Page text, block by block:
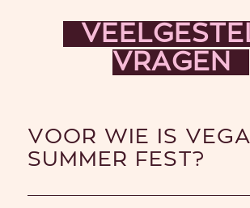
VRAGEN
VOOR WIE IS
SUMMER FEST?